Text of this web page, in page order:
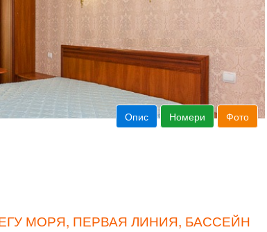
Опис Номери Фото
МОРЯ, ПЕРВАЯ ЛИНИЯ, БАССЕЙН